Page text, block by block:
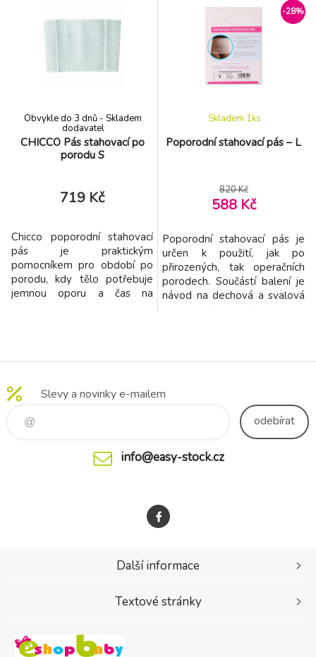
jistěji a pohodlněji každý den.
Podpora, která dává smysl:
Pás poskytuje jemnou oporu
břišní oblasti bez
maminek - pomůže cítit se
jistěji a pohodlněji každý den.
Podpora, která dává smysl:
Pás poskytuje jemnou oporu
břišní oblasti bez
nepříjemného stlačení, čímž
CHICCO Pás stahovací po
porodu S
Obvykle do 3 dnů - Skladem
dodavatel
719 Kč
Chicco poporodní stahovací
pás je praktickým
pomocníkem pro období po
porodu, kdy tělo potřebuje
jemnou oporu a čas na
Podpora, která dává smysl:
břišní oblasti bez
pomáhá přir
-28%
Poporodní stahovací pás – L
Skladem 1ks
820 Kč
588 Kč
Poporodní stahovací pás je
určen k použití, jak po
přirozených, tak operačních
porodech. Součástí balení je
návod na dechová a svalová
Pás je uživatelkami velice
pomůcka v poporodním
období.Složení: Polyester 49
Slevy a novinky e-mailem
odebírat
info@easy-stock.cz
Další informace
Textové stránky